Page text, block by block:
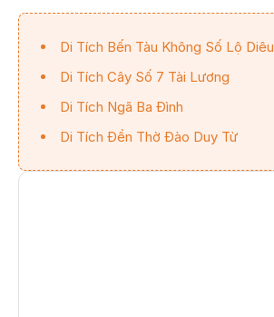
Di Tích Bến Tàu Không Số Lộ Diêu
Di Tích Cây Số 7 Tài Lương
Di Tích Ngã Ba Đình
Di Tích Đền Thờ Đào Duy Từ